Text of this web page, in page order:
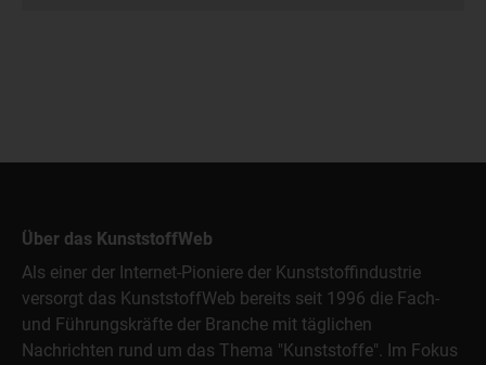
Über das KunststoffWeb
Als einer der Internet-Pioniere der Kunststoffindustrie
versorgt das KunststoffWeb bereits seit 1996 die Fach-
und Führungskräfte der Branche mit täglichen
Nachrichten rund um das Thema "Kunststoffe". Im Fokus